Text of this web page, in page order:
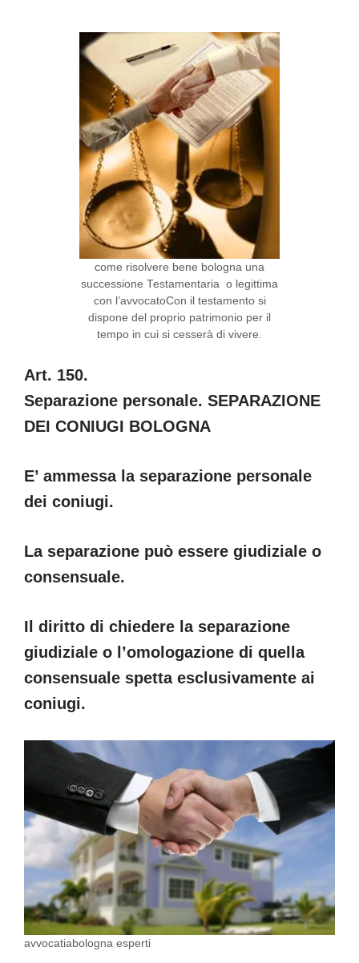
come risolvere bene bologna una
successione Testamentaria o legittima
con l’avvocatoCon il testamento si
dispone del proprio patrimonio per il
tempo in cui si cesserà di vivere.
Art. 150.
Separazione personale. SEPARAZIONE
DEI CONIUGI BOLOGNA
E’ ammessa la separazione personale
dei coniugi.
La separazione può essere giudiziale o
consensuale.
Il diritto di chiedere la separazione
giudiziale o l’omologazione di quella
consensuale spetta esclusivamente ai
coniugi.
avvocatiabologna esperti